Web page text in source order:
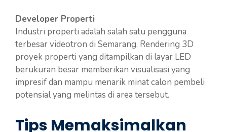
Developer Properti
Industri properti adalah salah satu pengguna
terbesar videotron di Semarang. Rendering 3D
proyek properti yang ditampilkan di layar LED
berukuran besar memberikan visualisasi yang
impresif dan mampu menarik minat calon pembeli
potensial yang melintas di area tersebut.
Tips Memaksimalkan